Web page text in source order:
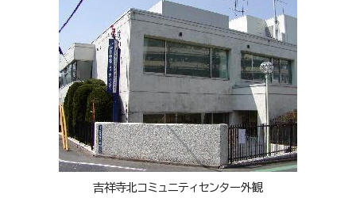
吉祥寺北コミュニティセンター外観